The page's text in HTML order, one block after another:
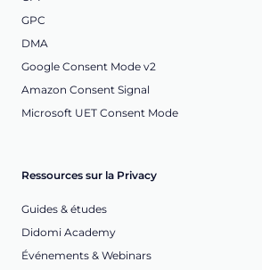
GPC
DMA
Google Consent Mode v2
Amazon Consent Signal
Microsoft UET Consent Mode
Ressources sur la Privacy
Guides & études
Didomi Academy
Événements & Webinars